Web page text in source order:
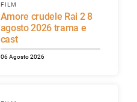
FILM
Amore crudele Rai 2 8
agosto 2026 trama e
cast
06 Agosto 2026